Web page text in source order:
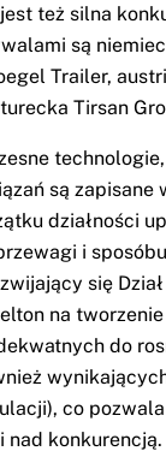
też silna
są
Trailer,
Tirsan
są zapisane
działności
i
się
na
do
co